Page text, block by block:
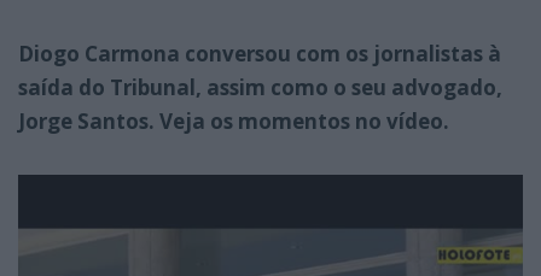
Diogo Carmona conversou com os jornalistas à
saída do Tribunal, assim como o seu advogado,
Jorge Santos. Veja os momentos no vídeo.